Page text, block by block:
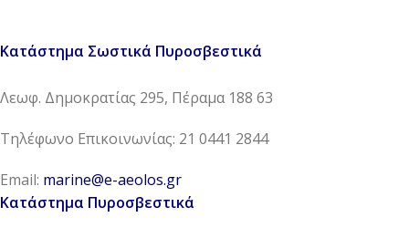
Κατάστημα Σωστικά Πυροσβεστικά
Λεωφ. Δημοκρατίας 295, Πέραμα 188 63
Τηλέφωνο Επικοινωνίας: 21 0441 2844
Email: marine@e-aeolos.gr
Κατάστημα Πυροσβεστικά